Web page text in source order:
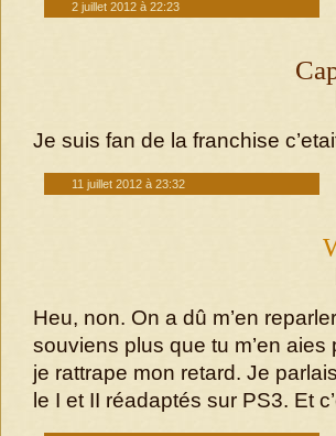
2 juillet 2012 à 22:23
Je suis fan de la franchise
11 juillet 2012 à 23:32
Heu, non. On a dû m’en
souviens plus que tu m’en aies
je rattrape mon retard. Je
le I et II réadaptés sur PS3. Et